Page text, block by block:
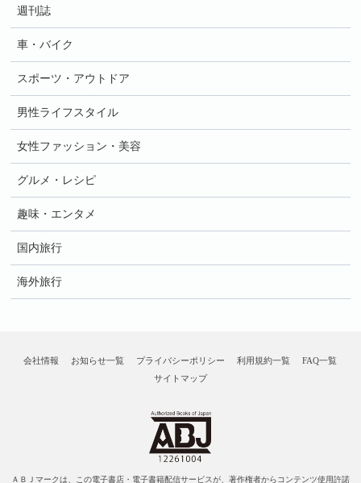
週刊誌
車・バイク
スポーツ・アウトドア
男性ライフスタイル
女性ファッション・美容
グルメ・レシピ
趣味・エンタメ
国内旅行
海外旅行
会社情報 お知らせ一覧 プライバシーポリシー 利用規約一覧
FAQ一覧
サイトマップ
ＡＢＪマークは、この電子書店・電子書籍配信サービスが、著作権者からコンテンツ使用許諾